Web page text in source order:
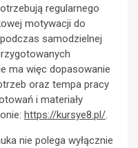
regularnego
motywacji do
samodzielnej
ma więc dopasowanie
oraz tempa pracy
i materiały
https://kursye8.pl/.
nie polega wyłącznie